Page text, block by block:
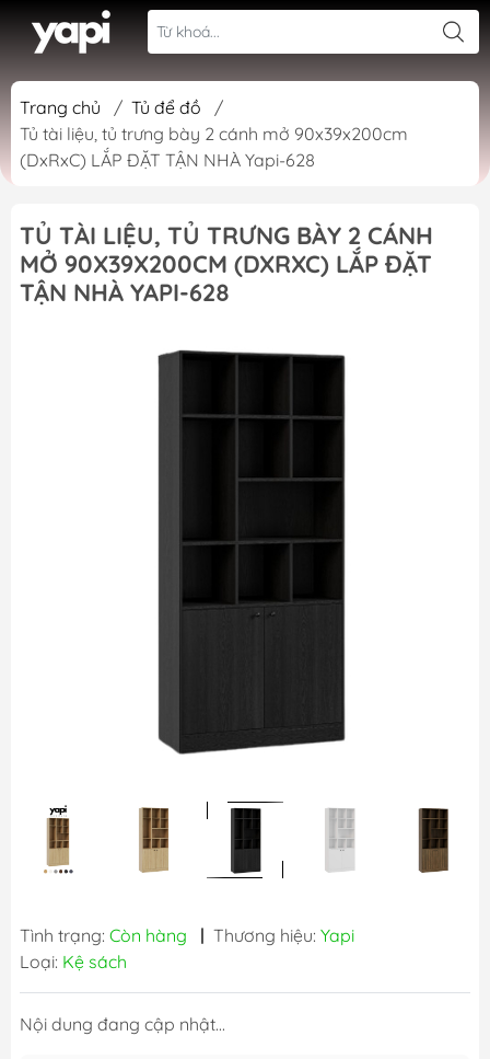
Trang chủ / Tủ để đồ
/
Tủ tài liệu, tủ trưng bày 2 cánh mở 90x39x200cm
(DxRxC) LẮP ĐẶT TẬN NHÀ Yapi-628
TỦ TÀI LIỆU, TỦ TRƯNG BÀY 2 CÁNH
MỞ 90X39X200CM (DXRXC) LẮP ĐẶT
TẬN NHÀ YAPI-628
Tình trạng: Còn hàng | Thương hiệu: Yapi
Loại: Kệ sách
Nội dung đang cập nhật...